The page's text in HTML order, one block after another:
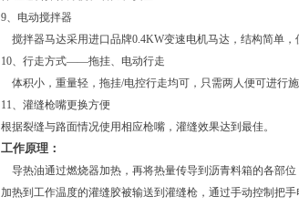
9、电动搅拌器
搅拌器马达采用进口品牌0.4KW变速电机马达，结构简单，
10、行走方式——拖挂、电动行走
体积小，重量轻，拖挂/电控行走均可，只需两人便可进行施
11、灌缝枪嘴更换方便
根据裂缝与路面情况使用相应枪嘴，灌缝效果达到最佳。
工作原理：
导热油通过燃烧器加热，再将热量传导到沥青料箱的各部位
加热到工作温度的灌缝胶被输送到灌缝枪，通过手动控制把